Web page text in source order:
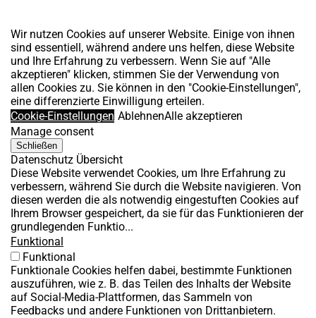
Wir nutzen Cookies auf unserer Website. Einige von ihnen
sind essentiell, während andere uns helfen, diese Website
und Ihre Erfahrung zu verbessern. Wenn Sie auf "Alle
akzeptieren" klicken, stimmen Sie der Verwendung von
allen Cookies zu. Sie können in den "Cookie-Einstellungen",
eine differenzierte Einwilligung erteilen.
Cookie-Einstellungen AblehnenAlle akzeptieren
Manage consent
Schließen
Datenschutz Übersicht
Diese Website verwendet Cookies, um Ihre Erfahrung zu
verbessern, während Sie durch die Website navigieren. Von
diesen werden die als notwendig eingestuften Cookies auf
Ihrem Browser gespeichert, da sie für das Funktionieren der
grundlegenden Funktio...
Funktional
Funktional
Funktionale Cookies helfen dabei, bestimmte Funktionen
auszuführen, wie z. B. das Teilen des Inhalts der Website
auf Social-Media-Plattformen, das Sammeln von
Feedbacks und andere Funktionen von Drittanbietern.